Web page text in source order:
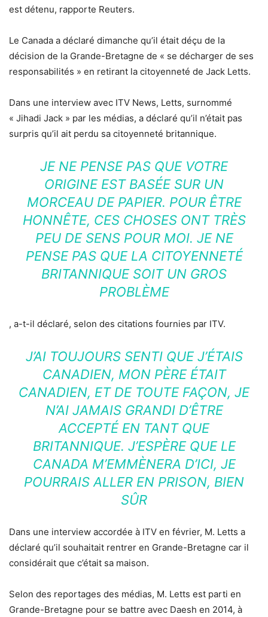
est détenu, rapporte Reuters.
Le Canada a déclaré dimanche qu’il était déçu de la
décision de la Grande-Bretagne de « se décharger de ses
responsabilités » en retirant la citoyenneté de Jack Letts.
Dans une interview avec ITV News, Letts, surnommé
« Jihadi Jack » par les médias, a déclaré qu’il n’était pas
surpris qu’il ait perdu sa citoyenneté britannique.
JE NE PENSE PAS QUE VOTRE
ORIGINE EST BASÉE SUR UN
MORCEAU DE PAPIER. POUR ÊTRE
HONNÊTE, CES CHOSES ONT TRÈS
PEU DE SENS POUR MOI. JE NE
PENSE PAS QUE LA CITOYENNETÉ
BRITANNIQUE SOIT UN GROS
PROBLÈME
, a-t-il déclaré, selon des citations fournies par ITV.
J’AI TOUJOURS SENTI QUE J’ÉTAIS
CANADIEN, MON PÈRE ÉTAIT
CANADIEN, ET DE TOUTE FAÇON, JE
N’AI JAMAIS GRANDI D’ÊTRE
ACCEPTÉ EN TANT QUE
BRITANNIQUE. J’ESPÈRE QUE LE
CANADA M’EMMÈNERA D’ICI, JE
POURRAIS ALLER EN PRISON, BIEN
SÛR
Dans une interview accordée à ITV en février, M. Letts a
déclaré qu’il souhaitait rentrer en Grande-Bretagne car il
considérait que c’était sa maison.
Selon des reportages des médias, M. Letts est parti en
Grande-Bretagne pour se battre avec Daesh en 2014, à